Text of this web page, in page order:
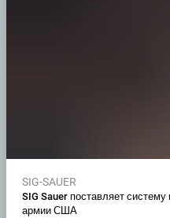
SIG-SAUER
SIG Sauer поставляет
армии США